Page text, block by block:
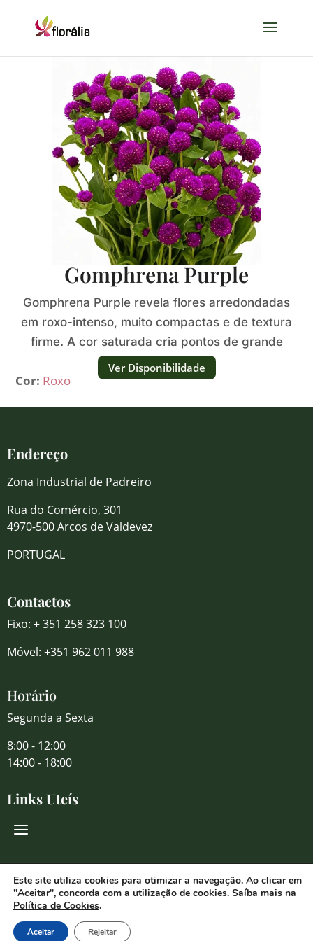
Gomphrena Purple
Gomphrena Purple revela flores arredondadas
em roxo-intenso, muito compactas e de textura
firme. A cor saturada cria pontos de grande
impacto visual.
Cor: Roxo
Ver Disponibilidade
Endereço
Zona Industrial de Padreiro
Rua do Comércio, 301
4970-500 Arcos de Valdevez
PORTUGAL
Contactos
Fixo: + 351 258 323 100
Móvel: +351 962 011 988
Horário
Segunda a Sexta
8:00 - 12:00
14:00 - 18:00
Links Uteís
Redes Sociais
© 2026 Florália Comércio de Flores
Este site utiliza cookies para otimizar a navegação. Ao clicar em
"Aceitar", concorda com a utilização de cookies. Saíba mais na
Política de Cookies.
Aceitar Rejeitar